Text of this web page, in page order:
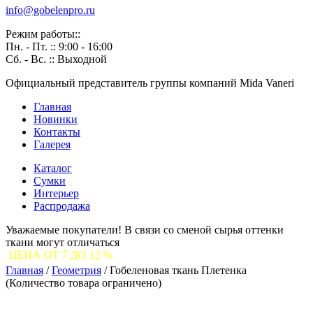
info@gobelenpro.ru
Режим работы::
Пн. - Пт. :: 9:00 - 16:00
Сб. - Вс. :: Выходной
Официальный представитель группы компаний Mida Vaneri
Главная
Новинки
Контакты
Галерея
Каталог
Сумки
Интерьер
Распродажа
Уважаемые покупатели! В связи со сменой сырья оттенки
ткани могут отличаться
12 %
Главная /Геометрия /Гобеленовая ткань Плетенка
(Количество товара ограничено)